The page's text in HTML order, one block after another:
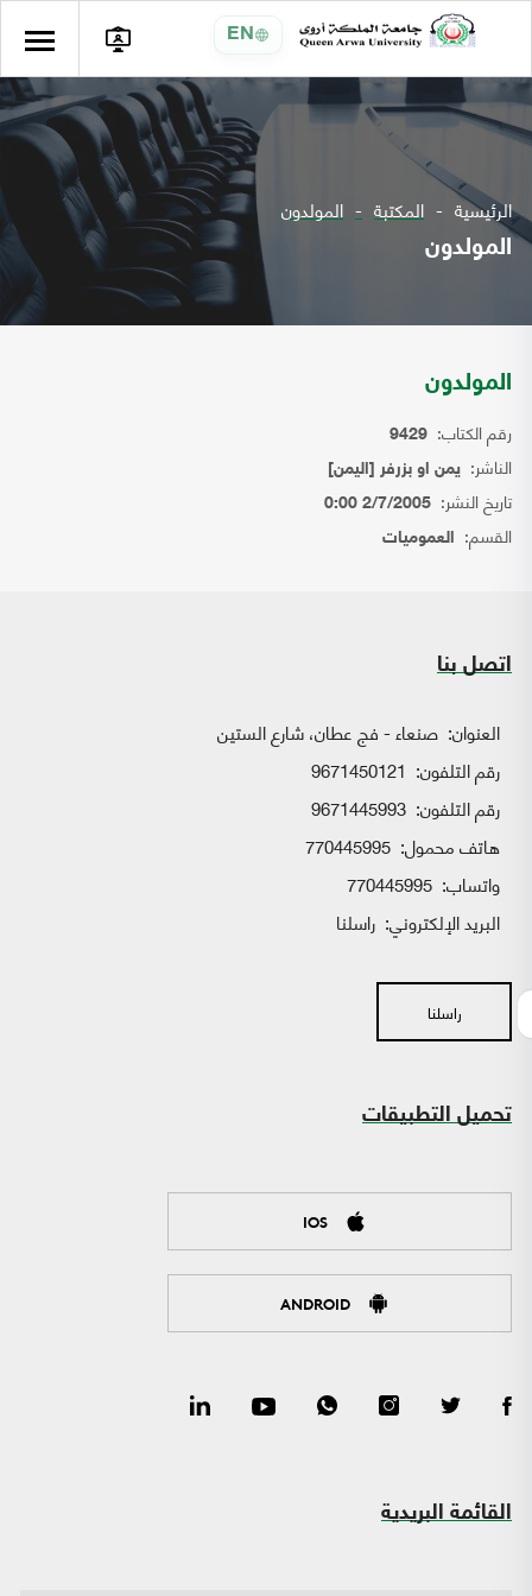
EN
الرئيسية المكتبة المولدون
المولدون
المولدون
رقم الكتاب: 9429
الناشر: يمن او بزرفر [اليمن]
تاريخ النشر: 2/7/2005 0:00
القسم: العموميات
اتصل بنا
العنوان: صنعاء - فج عطان، شارع الستين
رقم التلفون: 9671450121
رقم التلفون: 9671445993
هاتف محمول: 770445995
واتساب:
البريد الإلكتروني: راسلنا
راسلنا
تحميل التطبيقات
IOS
ANDROID
القائمة البريدية